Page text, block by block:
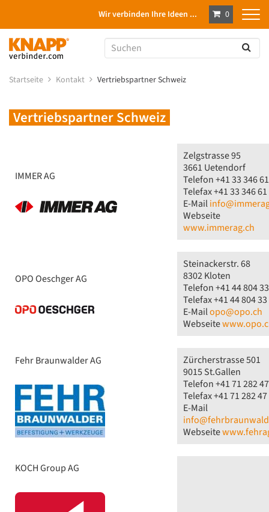
Wir verbinden Ihre Ideen ... 0
Startseite Kontakt Vertriebspartner Schweiz
Vertriebspartner Schweiz
IMMER AG
Zelgstrasse 95
3661 Uetendorf
Telefon +41 33 346
Telefax +41 33 346
E-Mail
Webseite
www.immerag.ch
OPO Oeschger AG
Steinackerstr. 68
8302 Kloten
Telefon +41 44 804
Telefax +41 44 804
E-Mailopo@opo.ch
Webseite
Fehr Braunwalder AG
Zürcherstrasse 501
9015 St.Gallen
Telefon +41 71 282
Telefax +41 71 282
E-Mail
Webseite
KOCH Group AG